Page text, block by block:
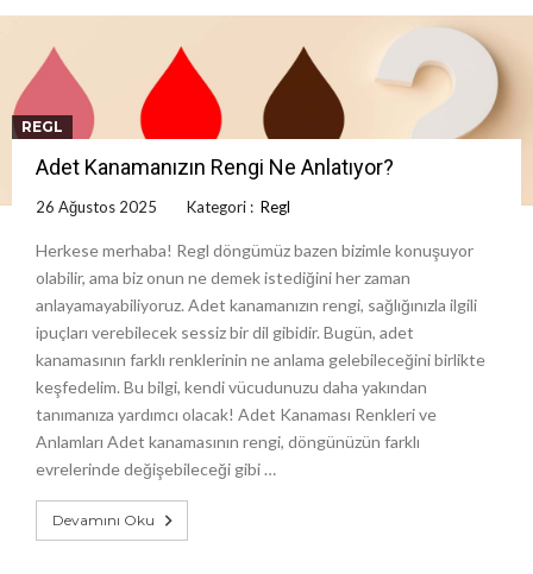
REGL
Adet Kanamanızın Rengi Ne Anlatıyor?
26 Ağustos 2025 Kategori : Regl
Herkese merhaba! Regl döngümüz bazen bizimle konuşuyor
olabilir, ama biz onun ne demek istediğini her zaman
anlayamayabiliyoruz. Adet kanamanızın rengi, sağlığınızla ilgili
ipuçları verebilecek sessiz bir dil gibidir. Bugün, adet
kanamasının farklı renklerinin ne anlama gelebileceğini birlikte
keşfedelim. Bu bilgi, kendi vücudunuzu daha yakından
tanımanıza yardımcı olacak! Adet Kanaması Renkleri ve
Anlamları Adet kanamasının rengi, döngünüzün farklı
evrelerinde değişebileceği gibi …
Devamını Oku